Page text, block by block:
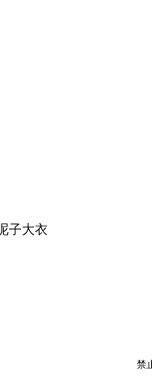
子大衣
禁